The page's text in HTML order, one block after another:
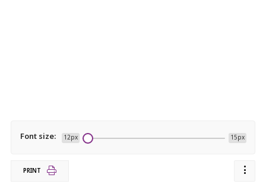
Font size: 12px 15px
PRINT